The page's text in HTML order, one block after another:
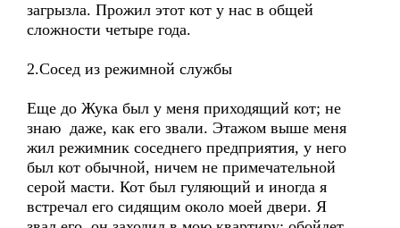
загрызла. Прожил этот кот у нас в общей
сложности четыре года.
2.Сосед из режимной службы
Еще до Жука был у меня приходящий кот; не
знаю даже, как его звали. Этажом выше меня
жил режимник соседнего предприятия, у него
был кот обычной, ничем не примечательной
серой масти. Кот был гуляющий и иногда я
встречал его сидящим около моей двери. Я